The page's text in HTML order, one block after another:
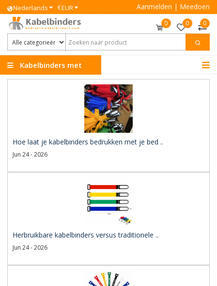
Nederlands €EUR Aanmelden | Meedoen
0 0 0
Kabelbinders met
Hoe laat je kabelbinders bedrukken met je bed ..
Jun 24 - 2026
Herbruikbare kabelbinders versus traditionele ..
Jun 24 - 2026